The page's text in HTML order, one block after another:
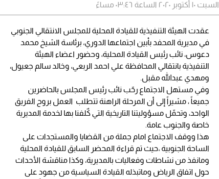
السبت ١٠ أكتوبر ٢٠٢٠ الساعة ٠٣:٤٦ مساءً
عقدت الهيئة التنفيذية للقيادة المحلية للمجلس الانتقالي الجنوبي
في مديرية المحفد بأبين اجتماعها الدوري، برئاسة الشيخ محمد
دعوس، نائب رئيس القيادة المحلية، وحضور اعضاء الهيئة
التنفيذية بانتقالي المحافظة علي احمد الربعي، وخالد سالم جعيول،
ومهدي عبدالله مقبل.
وفي مستهل الاجتماع رحّب نائب رئيس المجلس بالحاضرين
جميعاً ، مشيراً إلى أن المرحلة الراهنة تتطلب العمل بروح الفريق
الواحد، وتحمّل مسؤوليتنا التاريخية التي كٌلفنا بها لخدمة المديرية
خاصة والجنوب عامة.
هذا ووقف الاجتماع امام جملة من القضايا والمستجدات على
الساحة الجنوبية ،حيث تم قراءة المحضر السابق للقيادة المحلية
ومانفذ من نشاطات وفعاليات بالمديرية، وكذا مناقشة الأحداث
حول اتفاق الرياض وماتبذله القيادة السياسية من جهود على